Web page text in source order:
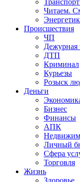
Читаем.
Происшествия
ЧП
Дежурная
ДТП
Криминал
Курьезы
Розыск
Деньги
Бизнес
Финансы
АПК
Личный
Сфера
Торговля
Жизнь
Здоровье